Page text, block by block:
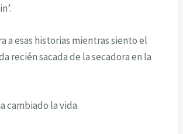
a esas historias mientras siento el
recién sacada de la secadora en la
cambiado la vida.